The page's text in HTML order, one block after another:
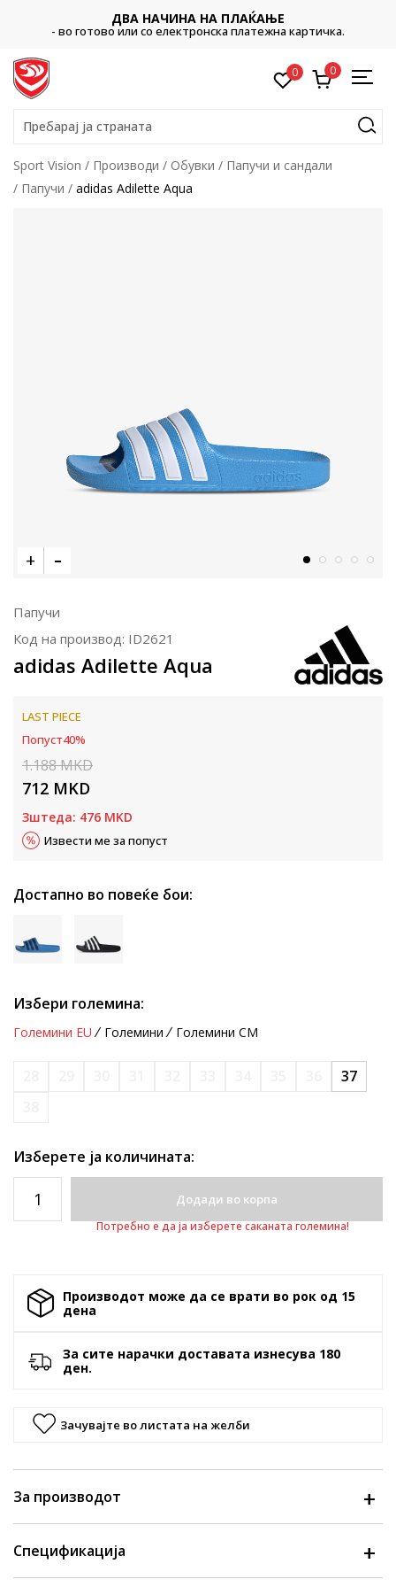
ДВА НАЧИНА НА ПЛАЌАЊЕ
- во готово или со електронска платежна картичка.
0 0
Пребарај ја страната
Sport Vision Производи Обувки
Папучи и сандали
Папучи
adidas Adilette Aqua
Папучи
Код на производ: ID2621
adidas Adilette Aqua
LAST PIECE
Попуст40%
1.188MKD
712 MKD
Зштеда: 476 MKD
Извести ме за попуст
Достапно во повеќе бои:
Избери големина:
Големини EU Големини Големини CM
37
Изберете ја количината:
Додади во корпа
Потребно е да ја изберете саканата големина!
Производот може да се врати во рок од 15
денa
За сите нарачки доставата изнесува 180
ден.
Зачувајте во листата на желби
За производот
Спецификација